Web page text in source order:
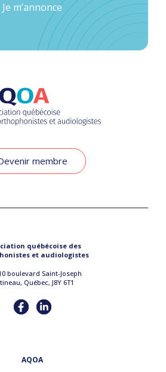
Je m’annonce
membre
québécoise des
et audiologistes
boulevard Saint-Joseph
Québec, J8Y 6T1
AQOA